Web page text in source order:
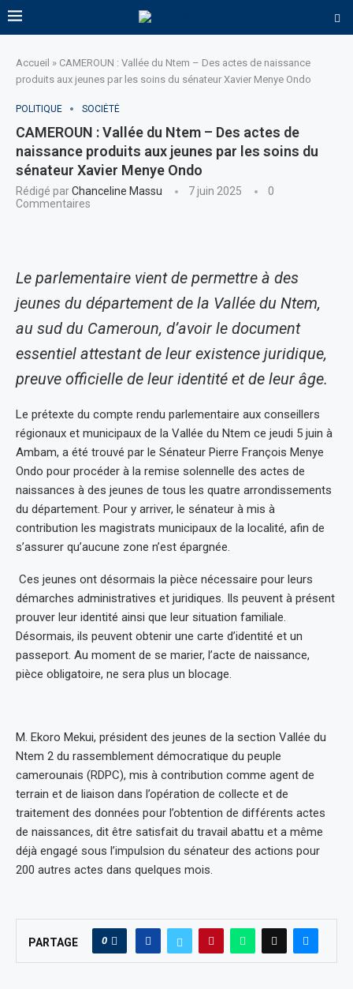
Accueil » CAMEROUN : Vallée du Ntem – Des actes de naissance
produits aux jeunes par les soins du sénateur Xavier Menye Ondo
POLITIQUE SOCIÉTÉ
CAMEROUN : Vallée du Ntem – Des actes de
naissance produits aux jeunes par les soins du
sénateur Xavier Menye Ondo
Rédigé parChanceline Massu 7 juin 2025
0
Commentaires
Le parlementaire vient de permettre à des
jeunes du département de la Vallée du Ntem,
au sud du Cameroun, d’avoir le document
essentiel attestant de leur existence juridique,
preuve officielle de leur identité et de leur âge.
Le prétexte du compte rendu parlementaire aux conseillers
régionaux et municipaux de la Vallée du Ntem ce jeudi 5 juin à
Ambam, a été trouvé par le Sénateur Pierre François Menye
Ondo pour procéder à la remise solennelle des actes de
naissances à des jeunes de tous les quatre arrondissements
du département. Pour y arriver, le sénateur à mis à
contribution les magistrats municipaux de la localité, afin de
s’assurer qu’aucune zone n’est épargnée.
Ces jeunes ont désormais la pièce nécessaire pour leurs
démarches administratives et juridiques. Ils peuvent à présent
prouver leur identité ainsi que leur situation familiale.
Désormais, ils peuvent obtenir une carte d’identité et un
passeport. Au moment de se marier, l’acte de naissance,
pièce obligatoire, ne sera plus un blocage.
M. Ekoro Mekui, président des jeunes de la section Vallée du
Ntem 2 du rassemblement démocratique du peuple
camerounais (RDPC), mis à contribution comme agent de
terrain et de liaison dans l’opération de collecte et de
traitement des données pour l’obtention de différents actes
de naissances, dit être satisfait du travail abattu et a même
déjà engagé sous l’impulsion du sénateur des actions pour
200 autres actes dans quelques mois.
PARTAGE 0